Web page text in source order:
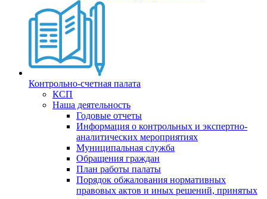
Контрольно-счетная палата
КСП
Наша деятельность
Годовые отчеты
Информация о контрольных и экспертно-
аналитических мероприятиях
Муниципальная служба
Обращения граждан
План работы палаты
Порядок обжалования нормативных
правовых актов и иных решений, принятых